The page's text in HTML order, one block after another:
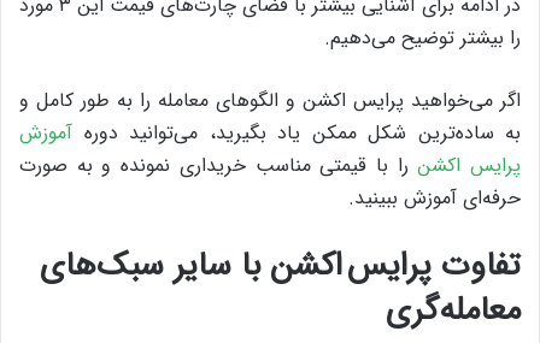
را بیشتر توضیح می‌دهیم.
اگر می‌خواهید پرایس اکشن و الگوهای معامله را به طور کامل و
به ساده‌ترین شکل ممکن یاد بگیرید، می‌توانید دوره آموزش
پرایس اکشنرا با قیمتی مناسب خریداری نمونده و به صورت
حرفه‌ای آموزش ببینید.
تفاوت پرایس اکشن با سایر سبک‌های
معامله‌گری